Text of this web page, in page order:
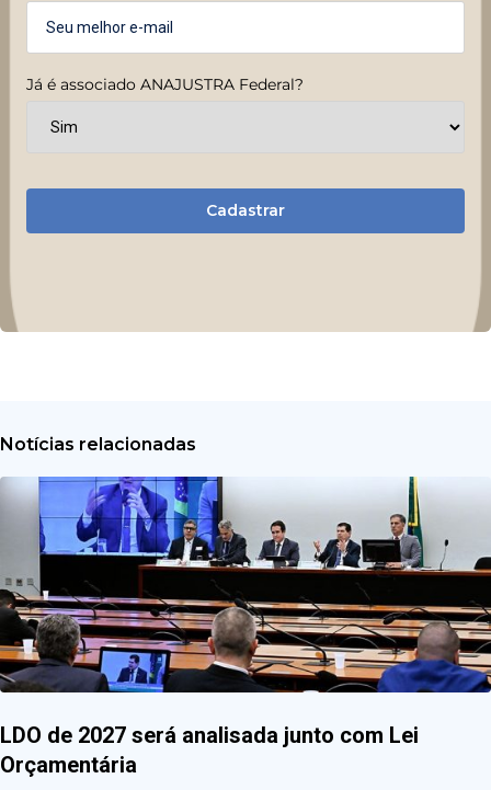
Já é associado ANAJUSTRA Federal?
Cadastrar
Notícias relacionadas
LDO de 2027 será analisada junto com Lei
Orçamentária